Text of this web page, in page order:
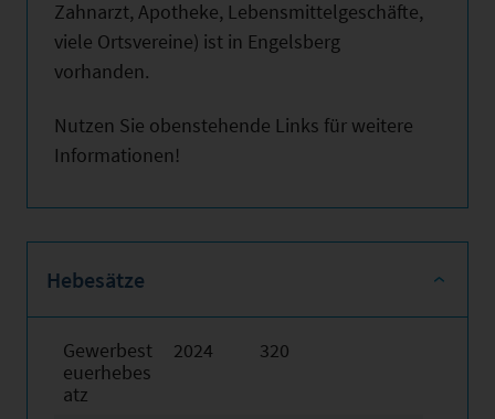
Zahnarzt, Apotheke, Lebensmittelgeschäfte,
viele Ortsvereine) ist in Engelsberg
vorhanden.
Nutzen Sie obenstehende Links für weitere
Informationen!
Hebesätze
Gewerbest
euerhebes
atz
2024 320